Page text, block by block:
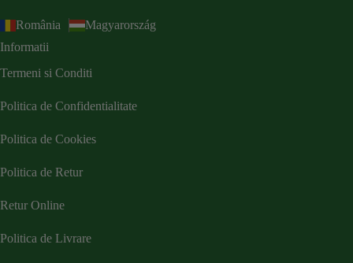
România
Magyarország
Informatii
Termeni si Conditi
Politica de Confidentialitate
Politica de Cookies
Politica de Retur
Retur Online
Politica de Livrare